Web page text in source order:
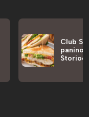
Club
panino